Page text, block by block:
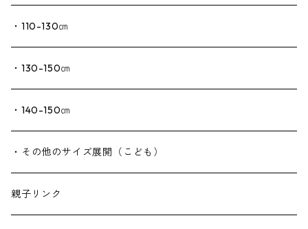
・110-130㎝
・130-150㎝
・140-150㎝
・その他のサイズ展開（こども）
親子リンク